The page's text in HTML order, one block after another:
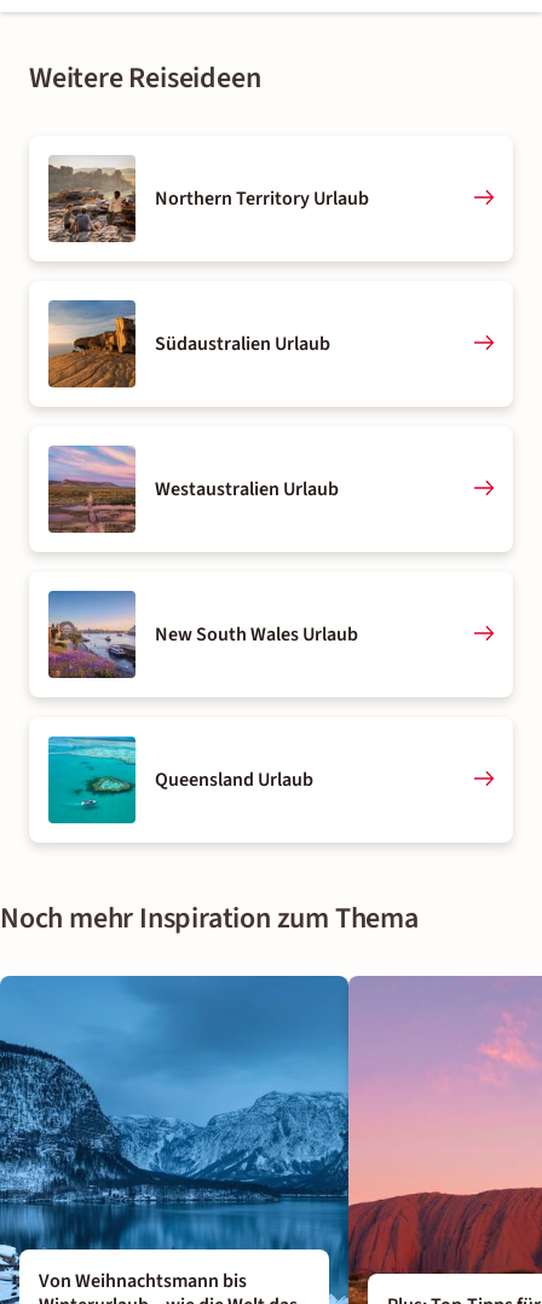
Weitere Reiseideen
Northern Territory Urlaub
Südaustralien Urlaub
Westaustralien Urlaub
New South Wales Urlaub
Queensland Urlaub
Noch mehr Inspiration zum Thema
Von Weihnachtsmann bis